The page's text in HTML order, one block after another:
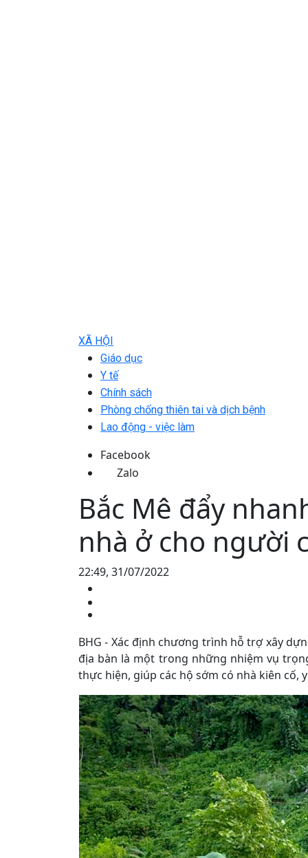
XÃ HỘI
Giáo dục
Y tế
Chính sách
Phòng chống thiên tai và dịch bệnh
Lao động - việc làm
Facebook
Zalo
Bắc Mê đẩy
nhà ở cho người
22:49, 31/07/2022
BHG - Xác định chương trình hỗ trợ xây
địa bàn là một trong những nhiệm vụ
thực hiện, giúp các hộ sớm có nhà kiên cố,